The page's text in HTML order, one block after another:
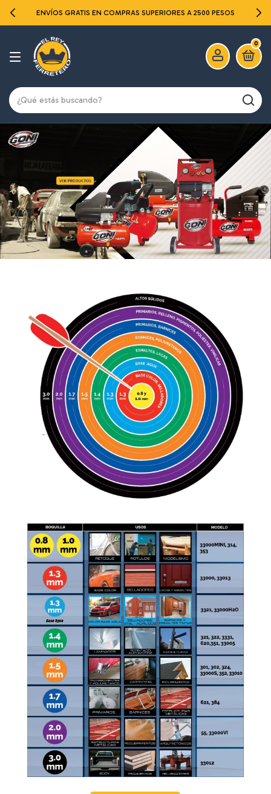
ENVÍOS GRATIS EN COMPRAS SUPERIORES A 2500 PESOS
0